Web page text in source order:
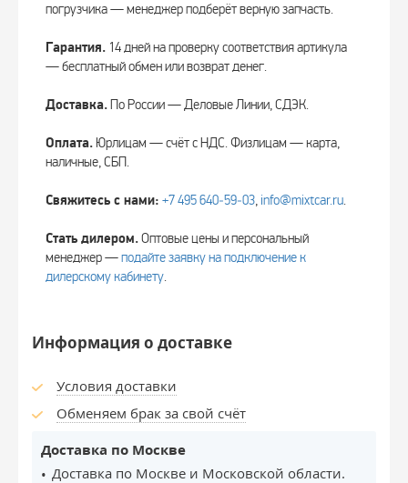
погрузчика — менеджер подберёт верную запчасть.
Гарантия. 14 дней на проверку соответствия артикула
— бесплатный обмен или возврат денег.
Доставка.По России — Деловые Линии, СДЭК.
Оплата. Юрлицам — счёт с НДС. Физлицам — карта,
наличные, СБП.
Свяжитесь с нами: +7 495 640‑59‑03, info@mixtcar.ru.
Стать дилером.Оптовые цены и персональный
менеджер —подайте заявку на подключение к
дилерскому кабинету.
Информация о доставке
Условия доставки
Обменяем брак за свой счёт
Доставка по Москве
Доставка по Москве и Московской области.